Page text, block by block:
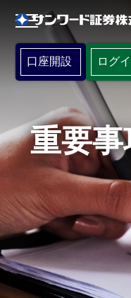
口座開設 ログ
重要事